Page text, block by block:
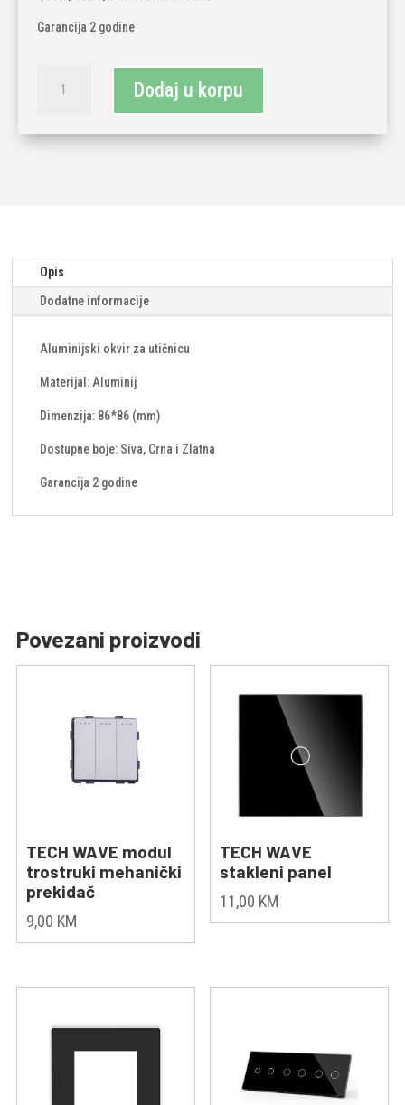
Garancija 2 godine
WAVE
okvir
Dodaj u korpu
Opis
Dodatne informacije
Aluminijski okvir za utičnicu
Materijal: Aluminij
Dimenzija: 86*86 (mm)
Dostupne boje: Siva, Crna i Zlatna
Garancija 2 godine
Povezani proizvodi
TECH WAVE modul
trostruki mehanički
prekidač
9,00 KM
TECH WAVE
stakleni panel
11,00 KM